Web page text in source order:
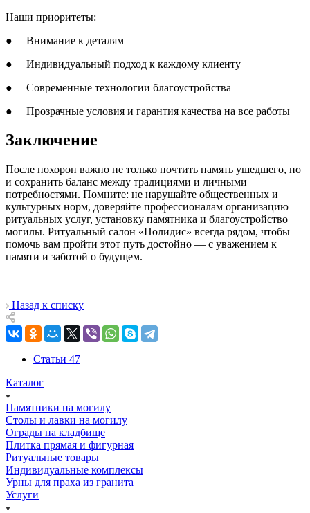
Наши приоритеты:
● Внимание к деталям
● Индивидуальный подход к каждому клиенту
● Современные технологии благоустройства
● Прозрачные условия и гарантия качества на все работы
Заключение
После похорон важно не только почтить память ушедшего, но
и сохранить баланс между традициями и личными
потребностями. Помните: не нарушайте общественных и
культурных норм, доверяйте профессионалам организацию
ритуальных услуг, установку памятника и благоустройство
могилы. Ритуальный салон «Полидис» всегда рядом, чтобы
помочь вам пройти этот путь достойно — с уважением к
памяти и заботой о будущем.
Назад к списку
Статьи 47
Каталог
Памятники на могилу
Столы и лавки на могилу
Ограды на кладбище
Плитка прямая и фигурная
Ритуальные товары
Индивидуальные комплексы
Урны для праха из гранита
Услуги